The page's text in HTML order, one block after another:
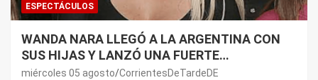
ESPECTÁCULOS
WANDA NARA LLEGÓ A LA ARGENTINA CON
SUS HIJAS Y LANZÓ UNA FUERTE
PREMONICIÓN SOBRE MAURO ICARDI
miércoles 05 agosto CorrientesDeTardeDE